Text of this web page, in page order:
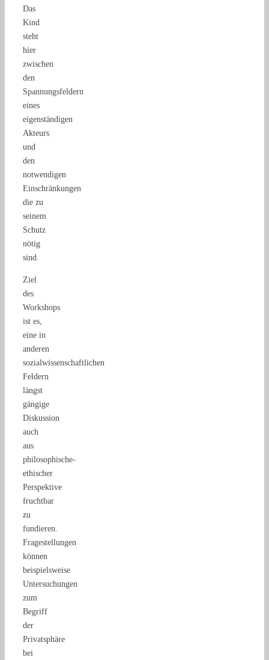
Das
Kind
steht
hier
zwischen
den
Spannungsfeldern
eines
eigenständigen
Akteurs
und
den
notwendigen
Einschränkungen
die zu
seinem
Schutz
nötig
sind.
Ziel
des
Workshops
ist es,
eine in
anderen
sozialwissenschaftlichen
Feldern
längst
gängige
Diskussion
auch
aus
philosophische-
ethischer
Perspektive
fruchtbar
zu
fundieren.
Fragestellungen
können
beispielsweise
Untersuchungen
zum
Begriff
der
Privatsphäre
bei